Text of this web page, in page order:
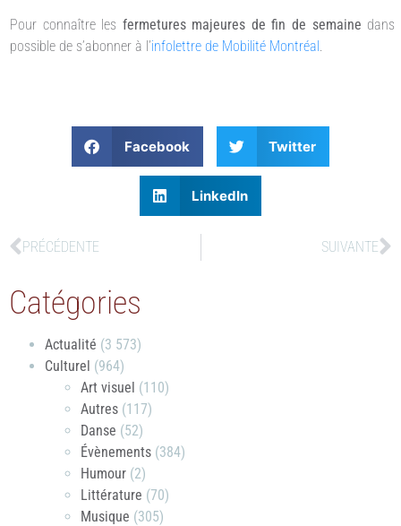
Pour connaître les fermetures majeures de fin de semaine dans
possible de s’abonner à l’infolettre de Mobilité Montréal.
Facebook Twitter
LinkedIn
PRÉCÉDENTE SUIVANTE
Catégories
Actualité (3 573)
Culturel (964)
Art visuel (110)
Autres (117)
Danse (52)
Évènements (384)
Humour (2)
Littérature (70)
Musique (305)